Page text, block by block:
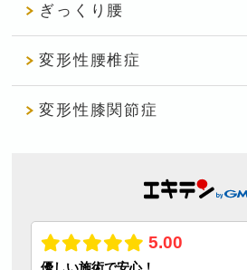
ぎっくり腰
変形性腰椎症
変形性膝関節症